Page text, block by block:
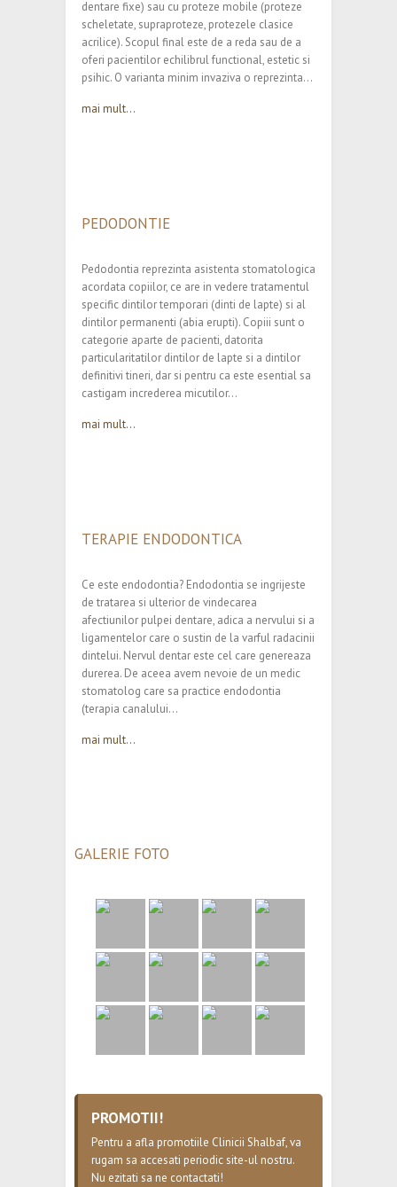
dentare fixe) sau cu proteze mobile (proteze
scheletate, supraproteze, protezele clasice
acrilice). Scopul final este de a reda sau de a
oferi pacientilor echilibrul functional, estetic si
psihic. O varianta minim invaziva o reprezinta…
mai mult...
PEDODONTIE
Pedodontia reprezinta asistenta stomatologica
acordata copiilor, ce are in vedere tratamentul
specific dintilor temporari (dinti de lapte) si al
dintilor permanenti (abia erupti). Copiii sunt o
categorie aparte de pacienti, datorita
particularitatilor dintilor de lapte si a dintilor
definitivi tineri, dar si pentru ca este esential sa
castigam increderea micutilor…
mai mult...
TERAPIE ENDODONTICA
Ce este endodontia? Endodontia se ingrijeste
de tratarea si ulterior de vindecarea
afectiunilor pulpei dentare, adica a nervului si a
ligamentelor care o sustin de la varful radacinii
dintelui. Nervul dentar este cel care genereaza
durerea. De aceea avem nevoie de un medic
stomatolog care sa practice endodontia
(terapia canalului…
mai mult...
GALERIE FOTO
PROMOTII!
Pentru a afla promotiile Clinicii Shalbaf, va
rugam sa accesati periodic site-ul nostru.
Nu ezitati sa ne contactati!